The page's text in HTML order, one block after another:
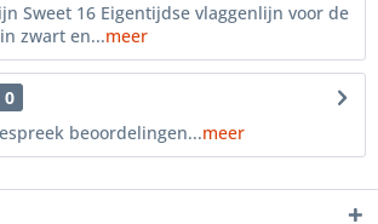
Sweet 16 Eigentijdse vlaggenlijn voor de
zwart en...meer
0
beoordelingen...meer